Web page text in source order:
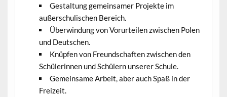
Gestaltung gemeinsamer Projekte im
außerschulischen Bereich.
Überwindung von Vorurteilen zwischen Polen
und Deutschen.
Knüpfen von Freundschaften zwischen den
Schülerinnen und Schülern unserer Schule.
Gemeinsame Arbeit, aber auch Spaß in der
Freizeit.